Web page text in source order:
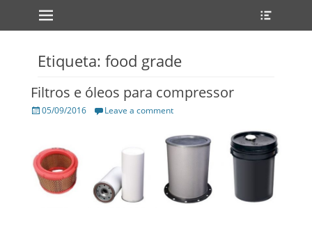
Primary Menu
Skip
to
Etiqueta: food grade
Filtros e óleos para compressor
Posted
05/09/2016 Leave a comment